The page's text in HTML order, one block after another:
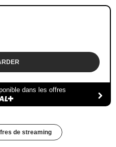
dans les offres
de streaming